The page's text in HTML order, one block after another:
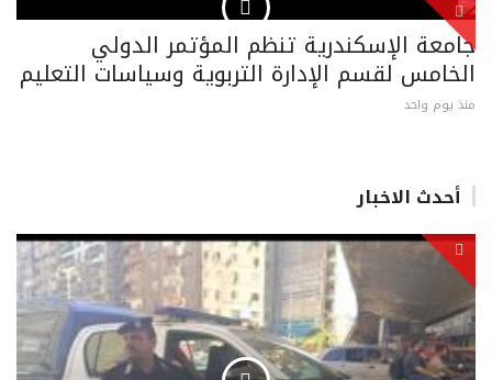
جامعة الإسكندرية تنظم المؤتمر الدولي
الخامس لقسم الإدارة التربوية وسياسات التعليم
منذ يوم واحد
أحدث الاخبار